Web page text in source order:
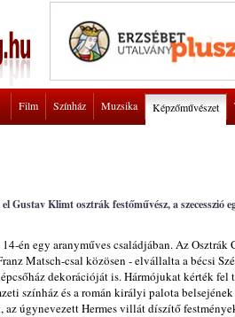
Film Színház Muzsika Képzőművészet
Gustav Klimt osztrák festőművész, a szecesszió
én egy aranyműves családjában. Az
Matsch-csal közösen - elvállalta a bécsi
dekorációját is. Hármójukat kérték
színház és a román királyi palota
az úgynevezett Hermes villát díszítő